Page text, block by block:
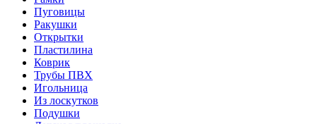
Пуговицы
Ракушки
Открытки
Пластилина
Коврик
Трубы ПВХ
Игольница
Из лоскутков
Подушки